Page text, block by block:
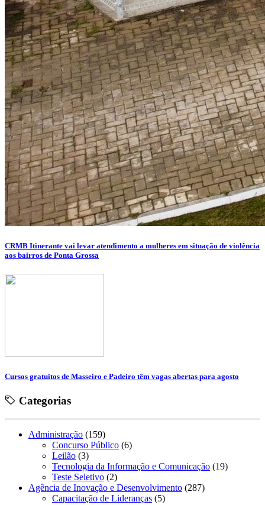
CRMB Itinerante vai levar atendimento a mulheres em situação de violência
aos bairros de Ponta Grossa
Cursos gratuitos de Masseiro e Padeiro têm vagas abertas para agosto
Categorias
Administração (159)
Concurso Público (6)
Leilão (3)
Tecnologia da Informação e Comunicação (19)
Teste Seletivo (2)
Agência de Inovação e Desenvolvimento (287)
Capacitação de Lideranças (5)